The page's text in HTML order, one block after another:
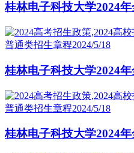
桂林电子科技大学2024
普通类招生章程2024/5/18
桂林电子科技大学2024
普通类招生章程2024/5/18
桂林电子科技大学2024